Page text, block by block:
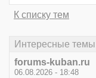
К списку тем
Интересные темы
forums-kuban.ru
06.08.2026 - 18:48